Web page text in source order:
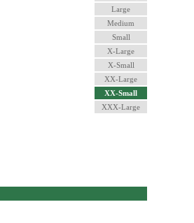
Large
Medium
Small
X-Large
X-Small
XX-Large
XX-Small
XXX-Large